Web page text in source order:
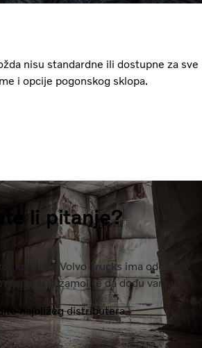
nisu standardne ili dostupne za sve
i opcije pogonskog sklopa.
li pitanje?
kamiona Volvo Trucks ima odgovor.
ih ili ih zamolite da dođu vama.
najbližeg distributera